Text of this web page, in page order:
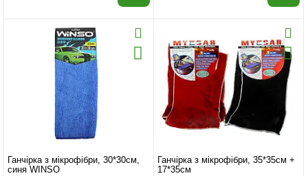
Ганчірка з мікрофібри, 30*30см,
синя WINSO
Ганчірка з мікрофібри, 35*35см +
17*35см